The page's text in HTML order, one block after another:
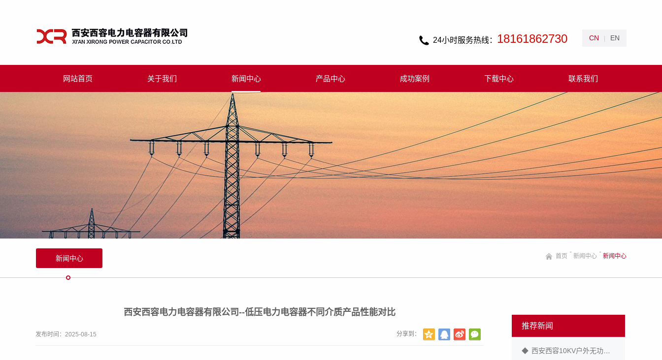
CN EN
24小时服务热线： 18161862730
网站首页 关于我们 新闻中心 产品中心 成功案例 下载中心 联系我们
首页 新闻中心 新闻中心
新闻中心
西安西容电力电容器有限公司--低压电力电容器不同介质产品性能对比
发布时间：2025-08-15 分享到：
推荐新闻
◆ 西安西容10KV户外无功补偿成套装置成功...